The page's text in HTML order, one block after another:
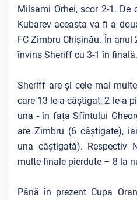
Milsami Orhei, scor 2-1. De
Kubarev aceasta va fi a
FC Zimbru Chișinău. În anul
învins Sheriff cu 3-1 în finală.
Sheriff are și cele mai
care 13 le-a câștigat, 2 le-a
una - în fața Sfîntului
are Zimbru (6 câștigate),
una câștigată). Respectiv
multe finale pierdute – 8 la
Până în prezent Cupa